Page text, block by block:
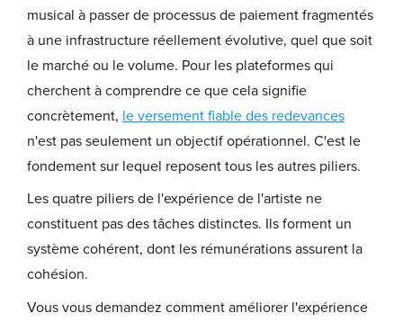
musical à passer de processus de paiement fragmentés
à une infrastructure réellement évolutive, quel que soit
le marché ou le volume. Pour les plateformes qui
cherchent à comprendre ce que cela signifie
concrètement, le versement fiable des redevances
n'est pas seulement un objectif opérationnel. C'est le
fondement sur lequel reposent tous les autres piliers.
Les quatre piliers de l'expérience de l'artiste ne
constituent pas des tâches distinctes. Ils forment un
système cohérent, dont les rémunérations assurent la
cohésion.
Vous vous demandez comment améliorer l'expérience